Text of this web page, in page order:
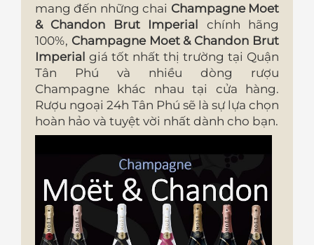
mang đến những chai Champagne Moet
& Chandon Brut Imperial chính hãng
100%, Champagne Moet & Chandon Brut
Imperial giá tốt nhất thị trường tại Quận
Tân Phú và nhiều dòng rượu
Champagne khác nhau tại cửa hàng.
Rượu ngoại 24h Tân Phú sẽ là sự lựa chọn
hoàn hảo và tuyệt vời nhất dành cho bạn.